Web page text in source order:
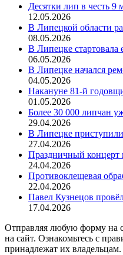
Десятки лип в честь
12.05.2026
В Липецкой области
08.05.2026
В Липецке стартовала
06.05.2026
В Липецке начался
04.05.2026
Накануне 81-й
01.05.2026
Более 30 000 липчан
29.04.2026
В Липецке
27.04.2026
Праздничный концерт
24.04.2026
Противоклещевая
22.04.2026
Павел Кузнецов
17.04.2026
Отправляя любую форму на
на сайт. Ознакомьтесь с
принадлежат их владельцам.